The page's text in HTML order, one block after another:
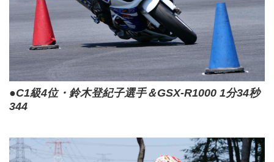
●C1級4位・鈴木登紀子選手＆GSX-R1000 1分34秒
344